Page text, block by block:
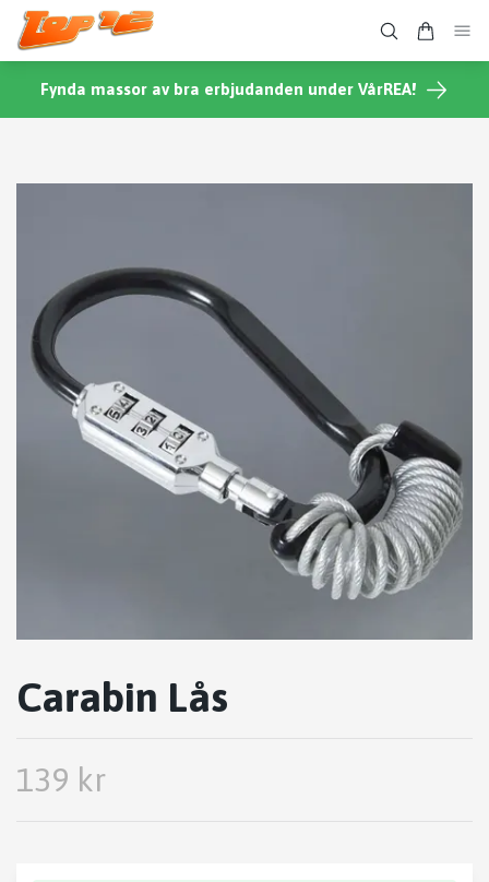
Fynda massor av bra erbjudanden under VårREA!
Carabin Lås
139 kr